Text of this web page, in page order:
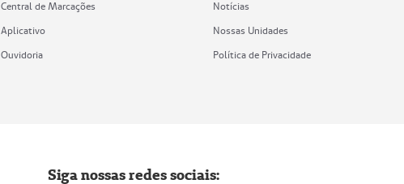
Central de Marcações
Aplicativo
Ouvidoria
Notícias
Nossas Unidades
Política de Privacidade
Siga nossas redes sociais: